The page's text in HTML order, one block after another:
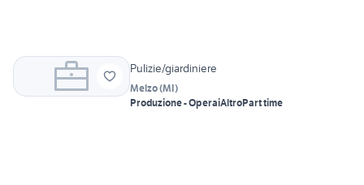
Pulizie/giardiniere
Melzo(MI)
Produzione - OperaiAltroPart time